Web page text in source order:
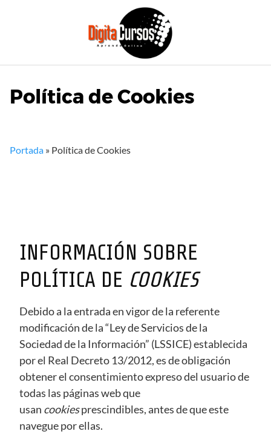
Política de Cookies
Portada » Política de Cookies
INFORMACIÓN SOBRE
POLÍTICA DE COOKIES
Debido a la entrada en vigor de la referente
modificación de la “Ley de Servicios de la
Sociedad de la Información” (LSSICE) establecida
por el Real Decreto 13/2012, es de obligación
obtener el consentimiento expreso del usuario de
todas las páginas web que
usan cookiesprescindibles, antes de que este
navegue por ellas.